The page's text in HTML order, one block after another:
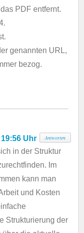
PDF entfernt.
genannten URL,
bezog.
Uhr
in der Struktur
Im
kann man
und Kosten
Strukturierung der
Antworten